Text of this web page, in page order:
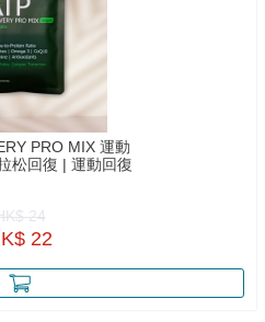
PRO MIX 運動
松回復 | 運動回復
24
22